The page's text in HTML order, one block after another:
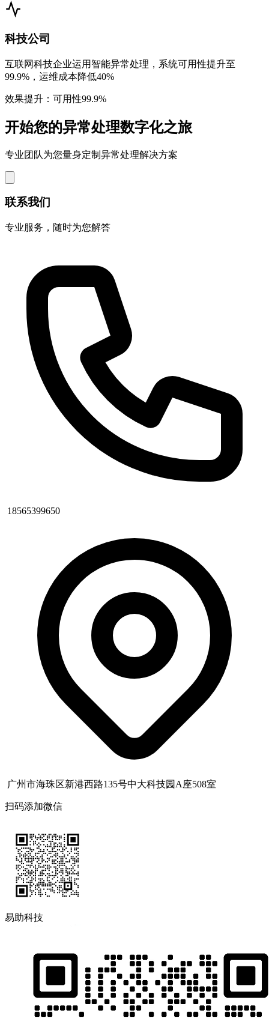
科技公司
互联网科技企业运用智能异常处理，系统可用性提升至
99.9%，运维成本降低40%
效果提升：可用性99.9%
开始您的异常处理数字化之旅
专业团队为您量身定制异常处理解决方案
联系我们
专业服务，随时为您解答
18565399650
广州市海珠区新港西路135号中大科技园A座508室
扫码添加微信
易助科技